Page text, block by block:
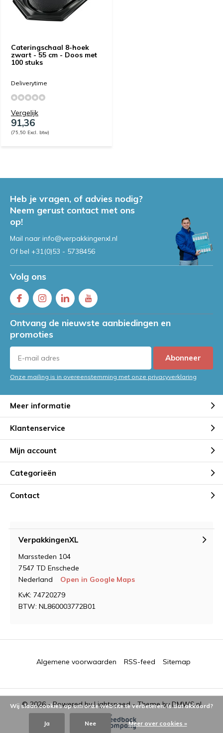
Cateringschaal 8-hoek
zwart - 55 cm - Doos met
100 stuks
Deliverytime
Vergelijk
91,36
(75,50 Excl. btw)
Heb je vragen, of advies nodig?
Neem gerust contact met ons
op!
Mail naar info@verpakkingenxl.nl
Of bel +31(0)53 - 5738456
Volg ons
Ontvang de nieuwste aanbiedingen en
promoties
Abonneer
Onze mailing is in overeenstemming met onze privacyverklaring
Meer informatie
Klantenservice
Mijn account
Categorieën
Contact
VerpakkingenXL
Marssteden 104
7547 TD Enschede
Nederland
Open in Google Maps
KvK: 74720279
BTW: NL860003772B01
© 2026 - Powered byLightspeed- Theme byDMWS.nl
Algemene voorwaarden RSS-feed Sitemap
Wij slaan cookies op om onze website te verbeteren. Is dat akkoord?
Ja Nee Meer over cookies »